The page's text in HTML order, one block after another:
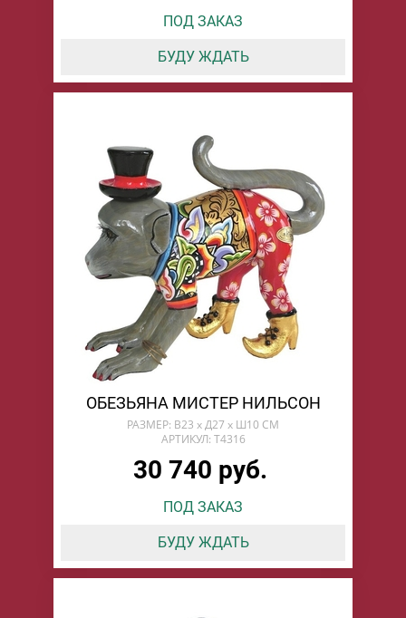
ПОД ЗАКАЗ
БУДУ ЖДАТЬ
ОБЕЗЬЯНА МИСТЕР НИЛЬСОН
РАЗМЕР: В23 х Д27 х Ш10 СМ
АРТИКУЛ: T4316
30 740 руб.
ПОД ЗАКАЗ
БУДУ ЖДАТЬ